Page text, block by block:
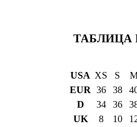
ТАБЛИЦА
USA XS S
EUR 36 38
D
34 36
UK
8 10